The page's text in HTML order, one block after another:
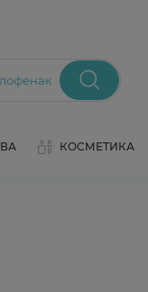
КОСМЕТИКА